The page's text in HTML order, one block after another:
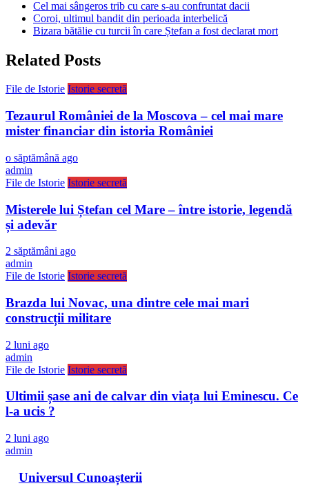
Cel mai sângeros trib cu care s-au confruntat dacii
Coroi, ultimul bandit din perioada interbelică
Bizara bătălie cu turcii în care Ștefan a fost declarat mort
Related Posts
File de Istorie Istorie secretă
Tezaurul României de la Moscova – cel mai mare
mister financiar din istoria României
o săptămână ago
admin
File de Istorie Istorie secretă
Misterele lui Ștefan cel Mare – între istorie, legendă
și adevăr
2 săptămâni ago
admin
File de Istorie Istorie secretă
Brazda lui Novac, una dintre cele mai mari
construcții militare
2 luni ago
admin
File de Istorie Istorie secretă
Ultimii șase ani de calvar din viața lui Eminescu. Ce
l-a ucis ?
2 luni ago
admin
Universul Cunoașterii